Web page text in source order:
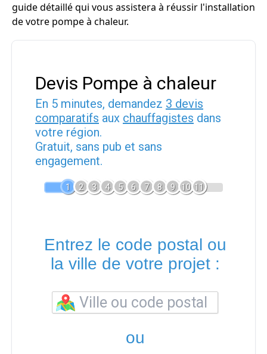
guide détaillé qui vous assistera à réussir l'installation
de votre pompe à chaleur.
Devis Pompe à chaleur
En 5 minutes, demandez 3 devis
comparatifs aux chauffagistes dans
votre région.
Gratuit, sans pub et sans
engagement.
1 2 3 4 5 6 7 8 9 10 11
Entrez le code postal ou
la ville de votre projet :
ou